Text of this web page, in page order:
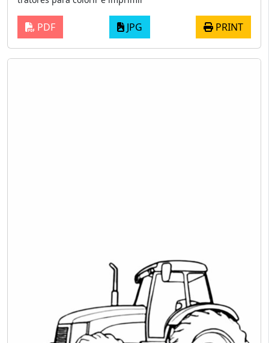
PDF JPG PRINT